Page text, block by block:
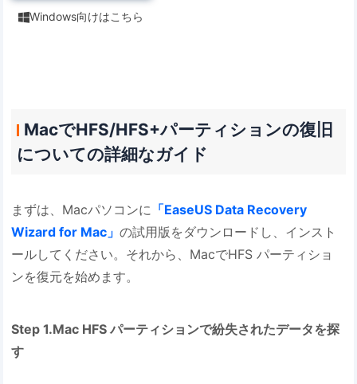
Windows向けはこちら
MacでHFS/HFS+パーティションの復旧
についての詳細なガイド
まずは、Macパソコンに 「EaseUS Data Recovery
Wizard for Mac」の試用版をダウンロードし、インスト
ールしてください。それから、MacでHFS パーティショ
ンを復元を始めます。
Step 1.Mac HFS パーティションで紛失されたデータを探
す